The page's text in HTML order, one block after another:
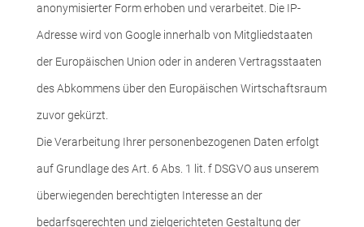
anonymisierter Form erhoben und verarbeitet. Die IP-
Adresse wird von Google innerhalb von Mitgliedstaaten
der Europäischen Union oder in anderen Vertragsstaaten
des Abkommens über den Europäischen Wirtschaftsraum
zuvor gekürzt.
Die Verarbeitung Ihrer personenbezogenen Daten erfolgt
auf Grundlage des Art. 6 Abs. 1 lit. f DSGVO aus unserem
überwiegenden berechtigten Interesse an der
bedarfsgerechten und zielgerichteten Gestaltung der